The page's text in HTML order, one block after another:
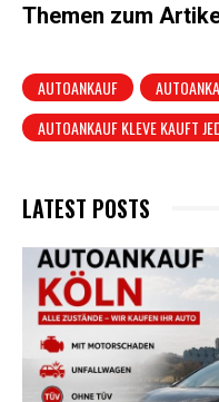
Themen zum
AUTOANKAUF
AUTOANKAUF KLEVE KAUFT
LATEST POSTS